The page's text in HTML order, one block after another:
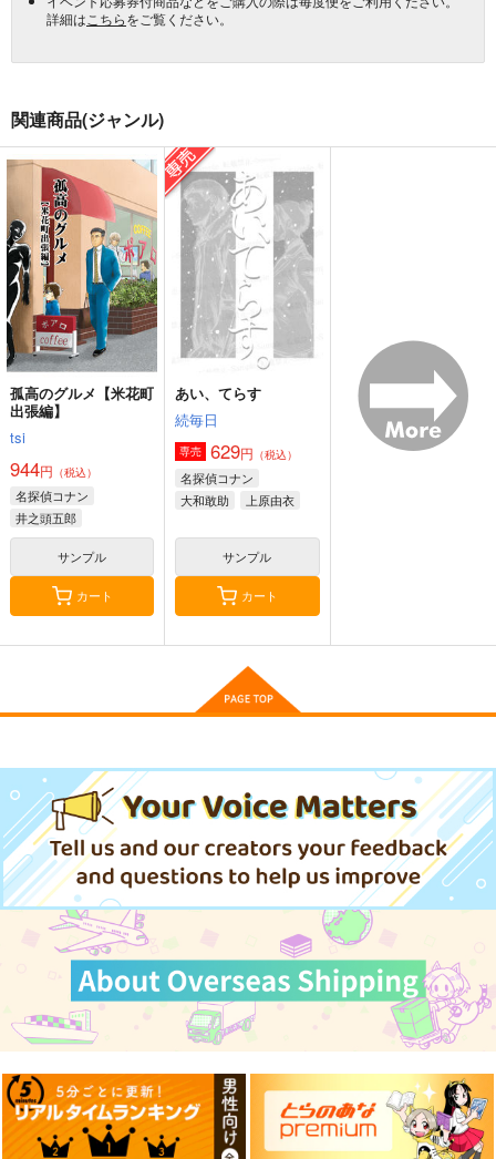
詳細は こちらをご覧ください。
関連商品(ジャンル)
孤高のグルメ【米花町
出張編】
tsi
944円 （税込）
名探偵コナン
井之頭五郎
江戸川コナン
安室透
サンプル
カート
あい、てらす
続毎日
専売 629円 （税込）
名探偵コナン
大和敢助
上原由衣
サンプル
カート